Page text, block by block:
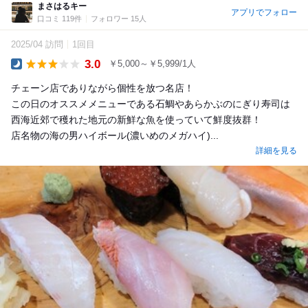
まさはるキー
口コミ 119件 フォロワー 15人
アプリでフォロー
2025/04 訪問 1回目
3.0 ￥5,000～￥5,999/1人
チェーン店でありながら個性を放つ名店！
この日のオススメメニューである石鯛やあらかぶのにぎり寿司は
西海近郊で穫れた地元の新鮮な魚を使っていて鮮度抜群！
店名物の海の男ハイボール(濃いめのメガハイ)...
詳細を見る